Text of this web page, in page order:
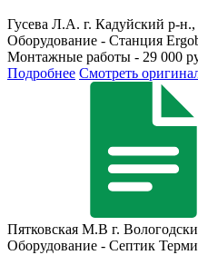
Гусева Л.А. г. Кадуйский р-
Оборудование - Станция
Монтажные работы - 29 000
Подробнее Смотреть
Пятковская М.В г.
Оборудование - Септик